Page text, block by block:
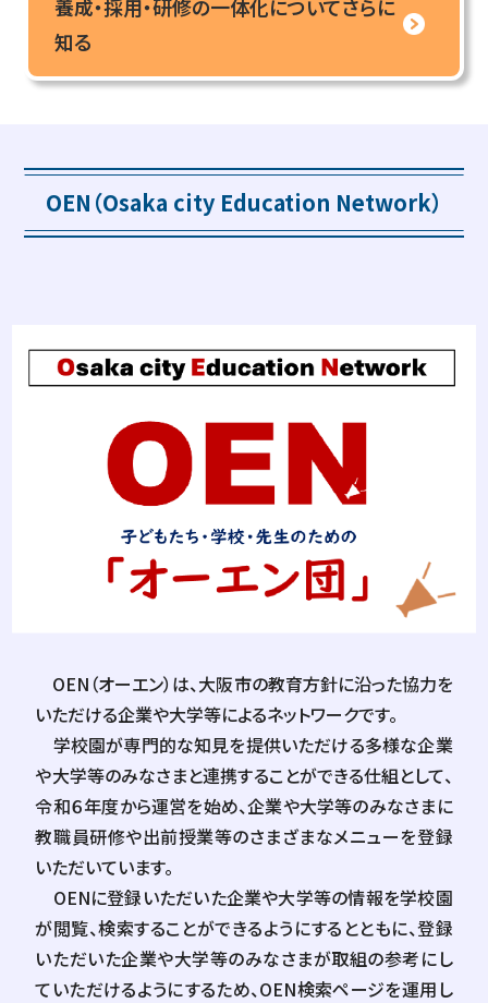
養成・採用・研修の一体化についてさらに
知る
OEN（Osaka city Education Network）
OEN（オーエン）は、大阪市の教育方針に沿った協力を
いただける企業や大学等によるネットワークです。
学校園が専門的な知見を提供いただける多様な企業
や大学等のみなさまと連携することができる仕組として、
令和６年度から運営を始め、企業や大学等のみなさまに
教職員研修や出前授業等のさまざまなメニューを登録
いただいています。
OENに登録いただいた企業や大学等の情報を学校園
が閲覧、検索することができるようにするとともに、登録
いただいた企業や大学等のみなさまが取組の参考にし
ていただけるようにするため、OEN検索ページを運用し